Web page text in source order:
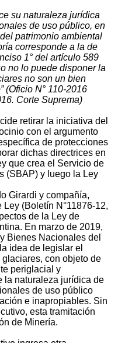
su naturaleza jurídica
de uso público, en
patrimonio ambiental
corresponde a la de
1° del artículo 589
no lo puede disponer la
no son un bien
(Oficio N° 110-2016
Corte Suprema)
retirar la iniciativa del
con el argumento
de protecciones
dichas directrices en
que crea el Servicio de
(SBAP) y luego la Ley
Girardi y compañía,
(Boletín N°11876-12,
de la Ley de
En marzo de 2019,
Bienes Nacionales del
idea de legislar el
con objeto de
periglacial y
la naturaleza jurídica de
de uso público
e inapropiables. Sin
esta tramitación
de Minería.